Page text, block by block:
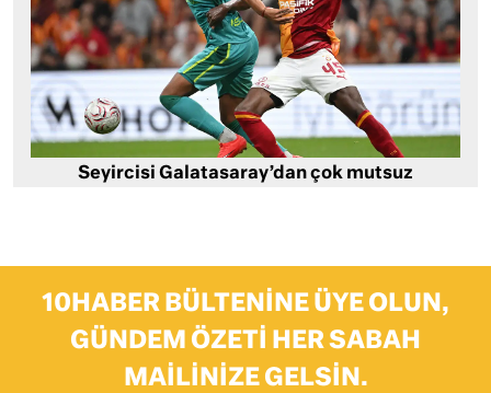
Seyircisi Galatasaray’dan çok mutsuz
10HABER BÜLTENINE ÜYE OLUN,
GÜNDEM ÖZETI HER SABAH
MAILINIZE GELSIN.